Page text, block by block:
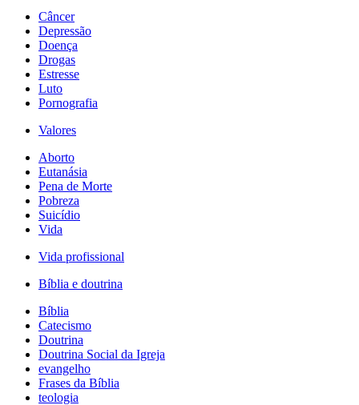
Câncer
Depressão
Doença
Drogas
Estresse
Luto
Pornografia
Valores
Aborto
Eutanásia
Pena de Morte
Pobreza
Suicídio
Vida
Vida profissional
Bíblia e doutrina
Bíblia
Catecismo
Doutrina
Doutrina Social da Igreja
evangelho
Frases da Bíblia
teologia